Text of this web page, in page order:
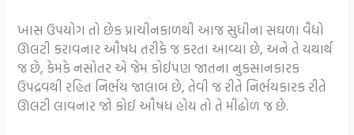
ખાસ ઉપયોગ તો છેક પ્રાચીનકાળથી આજ સુધીના સઘળા વૈદ્યો
ઊલટી કરાવનાર ઔષધ તરીકે જ કરતા આવ્યા છે, અને તે યથાર્થ
જ છે, કેમકે નસોતર એ જેમ કોઈપણ જાતના નુકસાનકારક
ઉપદ્રવથી રહિત નિર્ભય જાલાબ છે, તેવી જ રીતે નિર્ભયકારક રીતે
ઊલટી લાવનાર જો કોઈ ઔષધ હોય તો તે મીંઢોળ જ છે.